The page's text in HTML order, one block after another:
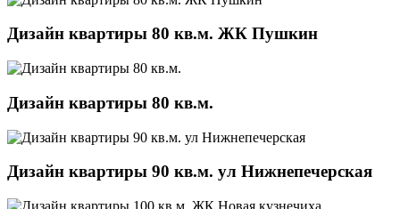
Дизайн квартиры 80 кв.м. ЖК Пушкин
Дизайн квартиры 80 кв.м.
Дизайн квартиры 90 кв.м. ул Нижнепечерская